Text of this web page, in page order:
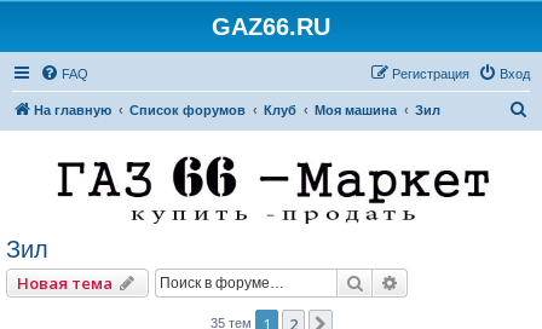
GAZ66.RU
FAQ Вход
Регистрация
На главную Список форумов Клуб Моя машина Зил
Зил
Новая тема Поиск
35 тем 1 2